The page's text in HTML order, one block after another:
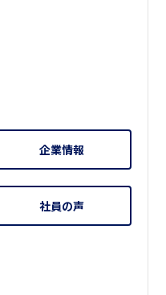
企業情報
社員の声